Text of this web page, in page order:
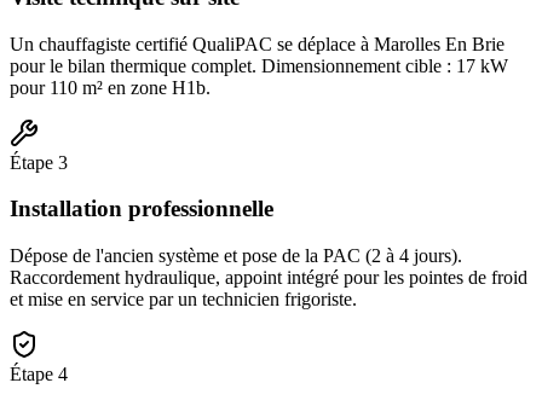
Un chauffagiste certifié QualiPAC se déplace à Marolles En Brie
pour le bilan thermique complet. Dimensionnement cible : 17 kW
pour 110 m² en zone H1b.
Étape 3
Installation professionnelle
Dépose de l'ancien système et pose de la PAC (2 à 4 jours).
Raccordement hydraulique, appoint intégré pour les pointes de froid
et mise en service par un technicien frigoriste.
Étape 4